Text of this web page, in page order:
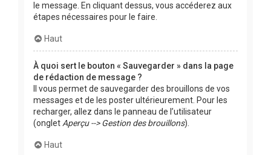
le message. En cliquant dessus, vous accéderez aux
étapes nécessaires pour le faire.
Haut
À quoi sert le bouton « Sauvegarder » dans la page
de rédaction de message ?
Il vous permet de sauvegarder des brouillons de vos
messages et de les poster ultérieurement. Pour les
recharger, allez dans le panneau de l’utilisateur
(onglet Aperçu --> Gestion des brouillons).
Haut